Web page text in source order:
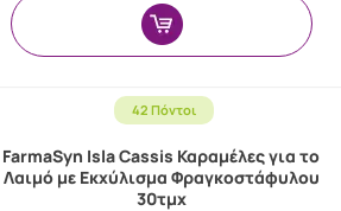
42 Πόντοι
FarmaSyn Isla Cassis Καραμέλες για το
Λαιμό με Εκχύλισμα Φραγκοστάφυλου
30τμχ